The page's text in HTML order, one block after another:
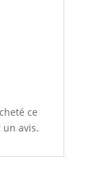
ce
avis.